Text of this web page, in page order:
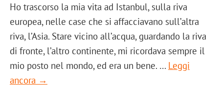
Ho trascorso la mia vita ad Istanbul, sulla riva
europea, nelle case che si affacciavano sull’altra
riva, l’Asia. Stare vicino all’acqua, guardando la riva
di fronte, l’altro continente, mi ricordava sempre il
mio posto nel mondo, ed era un bene. … Leggi
ancora →